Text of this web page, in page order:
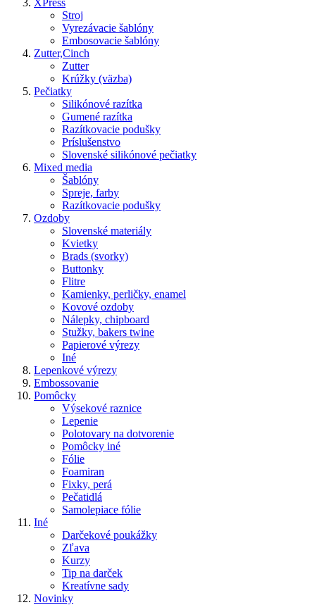
XPress
Stroj
Vyrezávacie šablóny
Embosovacie šablóny
Zutter,Cinch
Zutter
Krúžky (väzba)
Pečiatky
Silikónové razítka
Gumené razítka
Razítkovacie podušky
Príslušenstvo
Slovenské silikónové pečiatky
Mixed media
Šablóny
Spreje, farby
Razítkovacie podušky
Ozdoby
Slovenské materiály
Kvietky
Brads (svorky)
Buttonky
Flitre
Kamienky, perličky, enamel
Kovové ozdoby
Nálepky, chipboard
Stužky, bakers twine
Papierové výrezy
Iné
Lepenkové výrezy
Embossovanie
Pomôcky
Výsekové raznice
Lepenie
Polotovary na dotvorenie
Pomôcky iné
Fólie
Foamiran
Fixky, perá
Pečatidlá
Samolepiace fólie
Iné
Darčekové poukážky
Zľava
Kurzy
Tip na darček
Kreatívne sady
Novinky